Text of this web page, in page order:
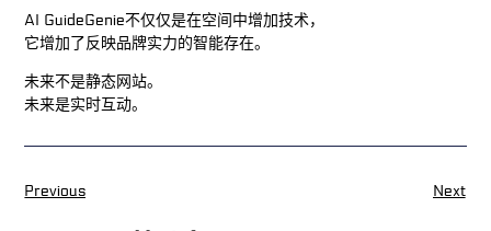
AI GuideGenie不仅仅是在空间中增加技术，
它增加了反映品牌实力的智能存在。
未来不是静态网站。
未来是实时互动。
Previous Next